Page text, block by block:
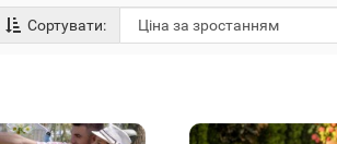
Сортувати: